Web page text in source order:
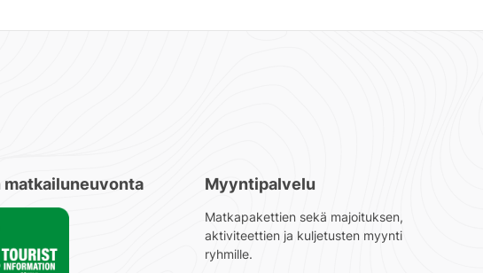
matkailuneuvonta Myyntipalvelu
Matkapakettien sekä majoituksen,
aktiviteettien ja kuljetusten myynti
ryhmille.